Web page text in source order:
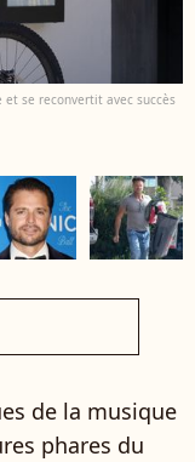
se reconvertit avec succès
de la musique
phares du